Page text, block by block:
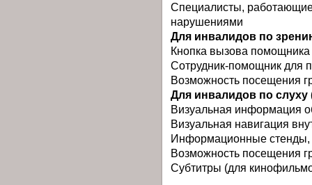
Специалисты,
нарушениями
Для инвалидов по
Кнопка вызова
Сотрудник-помощник для
Возможность посещения
Для инвалидов по слуху
Визуальная информация
Визуальная навигация
Информационные стенды,
Возможность посещения
Субтитры (для